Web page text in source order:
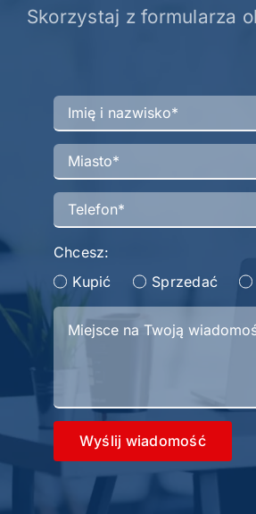
Skorzystaj z formularza
Chcesz:
Kupić
Sprzedać
Wyślij wiadomość